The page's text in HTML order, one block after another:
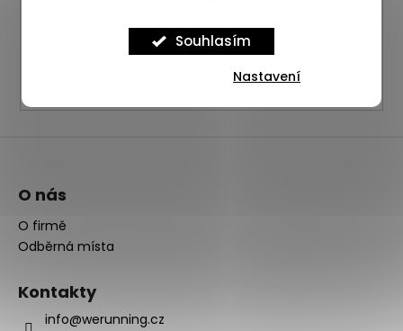
Souhlasím
Nastavení
ochrany osobních údajů
O nás
O firmě
Odběrná místa
Kontakty
info@werunning.cz